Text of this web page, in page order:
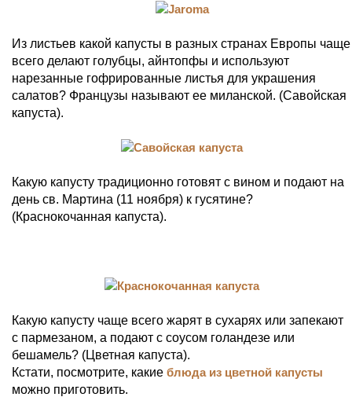
Из листьев какой капусты в разных странах Европы чаще
всего делают голубцы, айнтопфы и используют
нарезанные гофрированные листья для украшения
салатов? Французы называют ee миланской. (Савойская
капуста).
Какую капусту традиционно готовят с вином и подают на
день св. Мартина (11 ноября) к гусятине?
(Краснокочанная капуста).
Какую капусту чаще всего жарят в сухарях или запекают
с пармезаном, a подают с соусом голандезе или
бешамель? (Цветная капуста).
Кстати, посмотрите, какие блюда из цветной капусты
можно приготовить.